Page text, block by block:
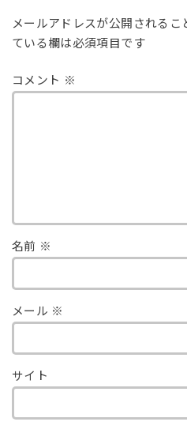
メールアドレスが公開されるこ
ている欄は必須項目です
コメント ※
名前 ※
メール ※
サイト